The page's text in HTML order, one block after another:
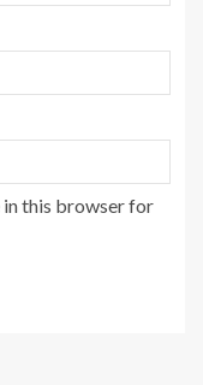
in this browser for